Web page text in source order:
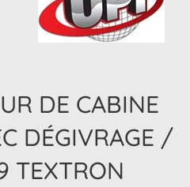
DE CABINE
DÉGIVRAGE /
TEXTRON